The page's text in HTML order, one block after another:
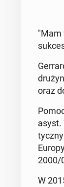
"Mam
oraz
asyst.
2000/
W